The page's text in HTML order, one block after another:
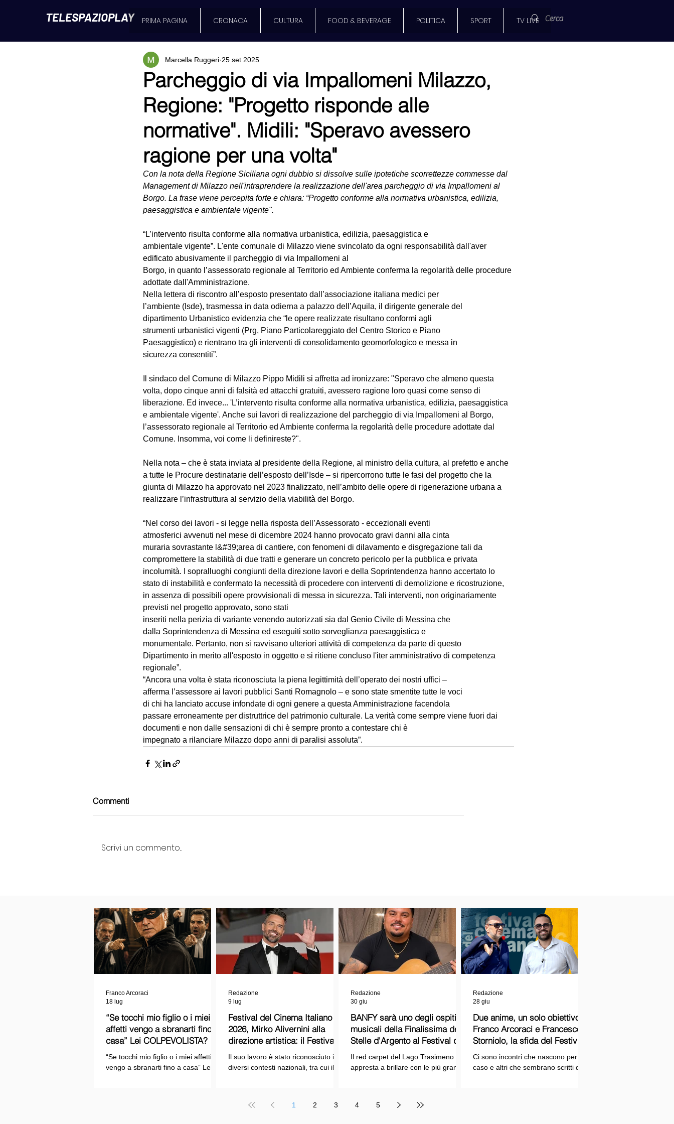
TELESPAZIOPLAY PRIMA PAGINA CRONACA CULTURA FOOD & BEVERAGE POLITICA SPORT TV LIVE
Parcheggio di via Impallomeni Milazzo,
Regione: "Progetto risponde alle
normative". Midili: "Speravo avessero
ragione per una volta"
Marcella Ruggeri 25 set 2025
Con la nota della Regione Siciliana ogni dubbio si dissolve sulle ipotetiche scorrettezze commesse dal
Management di Milazzo nell'intraprendere la realizzazione dell'area parcheggio di via Impallomeni al
Borgo. La frase viene percepita forte e chiara: “Progetto conforme alla normativa urbanistica, edilizia,
paesaggistica e ambientale vigente".
“L’intervento risulta conforme alla normativa urbanistica, edilizia, paesaggistica e
ambientale vigente”. L'ente comunale di Milazzo viene svincolato da ogni responsabilità dall'aver
edificato abusivamente il parcheggio di via Impallomeni al
Borgo, in quanto l’assessorato regionale al Territorio ed Ambiente conferma la regolarità delle procedure
adottate dall'Amministrazione.
Nella lettera di riscontro all’esposto presentato dall’associazione italiana medici per
l’ambiente (Isde), trasmessa in data odierna a palazzo dell’Aquila, il dirigente generale del
dipartimento Urbanistico evidenzia che “le opere realizzate risultano conformi agli
strumenti urbanistici vigenti (Prg, Piano Particolareggiato del Centro Storico e Piano
Paesaggistico) e rientrano tra gli interventi di consolidamento geomorfologico e messa in
sicurezza consentiti”.
Il sindaco del Comune di Milazzo Pippo Midili si affretta ad ironizzare: "Speravo che almeno questa
volta, dopo cinque anni di falsità ed attacchi gratuiti, avessero ragione loro quasi come senso di
liberazione. Ed invece... 'L’intervento risulta conforme alla normativa urbanistica, edilizia, paesaggistica
e ambientale vigente'. Anche sui lavori di realizzazione del parcheggio di via Impallomeni al Borgo,
l’assessorato regionale al Territorio ed Ambiente conferma la regolarità delle procedure adottate dal
Comune. Insomma, voi come li definireste?".
Nella nota – che è stata inviata al presidente della Regione, al ministro della cultura, al prefetto e anche
a tutte le Procure destinatarie dell’esposto dell’Isde – si ripercorrono tutte le fasi del progetto che la
giunta di Milazzo ha approvato nel 2023 finalizzato, nell’ambito delle opere di rigenerazione urbana a
realizzare l’infrastruttura al servizio della viabilità del Borgo.
“Nel corso dei lavori - si legge nella risposta dell’Assessorato - eccezionali eventi
atmosferici avvenuti nel mese di dicembre 2024 hanno provocato gravi danni alla cinta
muraria sovrastante l&#39;area di cantiere, con fenomeni di dilavamento e disgregazione tali da
compromettere la stabilità di due tratti e generare un concreto pericolo per la pubblica e privata
incolumità. I sopralluoghi congiunti della direzione lavori e della Soprintendenza hanno accertato lo
stato di instabilità e confermato la necessità di procedere con interventi di demolizione e ricostruzione,
in assenza di possibili opere provvisionali di messa in sicurezza. Tali interventi, non originariamente
previsti nel progetto approvato, sono stati
inseriti nella perizia di variante venendo autorizzati sia dal Genio Civile di Messina che
dalla Soprintendenza di Messina ed eseguiti sotto sorveglianza paesaggistica e
monumentale. Pertanto, non si ravvisano ulteriori attività di competenza da parte di questo
Dipartimento in merito all'esposto in oggetto e si ritiene concluso l'iter amministrativo di competenza
regionale”.
“Ancora una volta è stata riconosciuta la piena legittimità dell’operato dei nostri uffici –
afferma l’assessore ai lavori pubblici Santi Romagnolo – e sono state smentite tutte le voci
di chi ha lanciato accuse infondate di ogni genere a questa Amministrazione facendola
passare erroneamente per distruttrice del patrimonio culturale. La verità come sempre viene fuori dai
documenti e non dalle sensazioni di chi è sempre pronto a contestare chi è
impegnato a rilanciare Milazzo dopo anni di paralisi assoluta”.
Commenti
Scrivi un commento...
“Se tocchi mio figlio o i miei
affetti vengo a sbranarti fino a
casa” Lei COLPEVOLISTA? Ma
mi faccia il piacere...
“Se tocchi mio figlio o i miei affetti
vengo a sbranarti fino a casa” Lei
Franco Arcoraci
18 lug
Festival del Cinema Italiano
2026, Mirko Alivernini alla
direzione artistica: il Festival
punta sul dialogo tra tradizione
e nuove tecnologie
Il suo lavoro è stato riconosciuto in
diversi contesti nazionali, tra cui il
Internazionale d'Arte
Redazione
9 lug
BANFY sarà uno degli ospiti
musicali della Finalissima delle
Stelle d'Argento al Festival del
Cinema Italiano 2026!
Il red carpet del Lago Trasimeno si
appresta a brillare con le più grandi
Cinema Italiano 2026 – guidata dal
Redazione
30 giu
Due anime, un solo obiettivo:
Franco Arcoraci e Francesco
Storniolo, la sfida del Festival
del Cinema Italiano sul Lago
Trasimeno
Ci sono incontri che nascono per
caso e altri che sembrano scritti dal
Redazione
28 giu
1 2 3 4 5